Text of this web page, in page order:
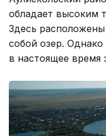
обладает высоким
Здесь
собой озер.
в настоящее время